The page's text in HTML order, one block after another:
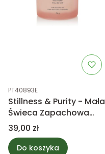
Kod produktu
PT40893E
Stillness & Purity - Mała
Świeca Zapachowa
CBC
Cena
39,00 zł
Do koszyka